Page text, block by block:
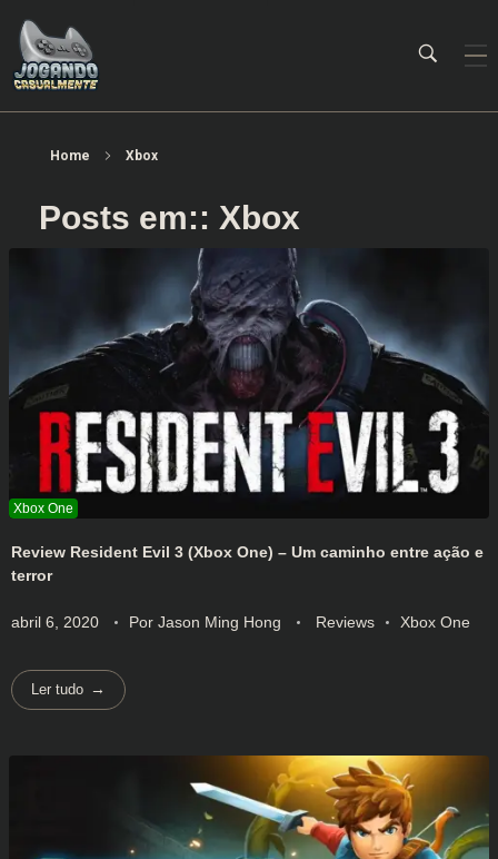
Home Xbox
Posts em:: Xbox
Review Resident Evil 3 (Xbox One) – Um caminho entre ação e
terror
abril 6, 2020 Por Jason Ming Hong Reviews Xbox One
Ler tudo